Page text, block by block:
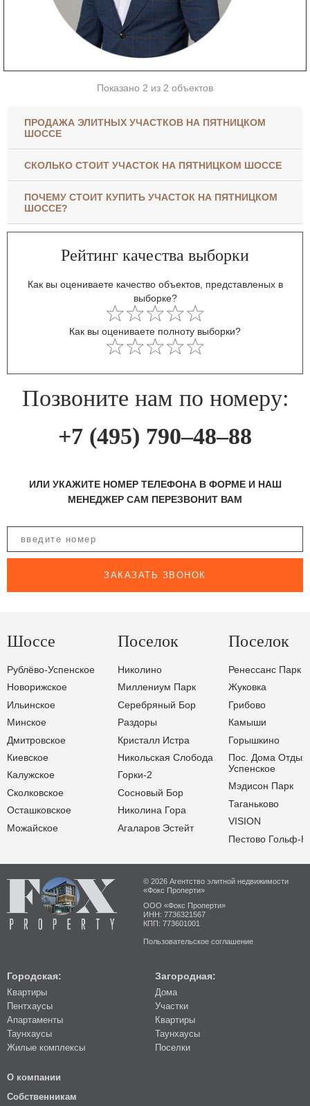
Показано 2 из 2 объектов
ПРОДАЖА ЭЛИТНЫХ УЧАСТКОВ НА ПЯТНИЦКОМ
ШОССЕ
СКОЛЬКО СТОИТ УЧАСТОК НА ПЯТНИЦКОМ ШОССЕ
ПОЧЕМУ СТОИТ КУПИТЬ УЧАСТОК НА ПЯТНИЦКОМ
ШОССЕ?
Рейтинг качества выборки
Как вы оцениваете качество объектов, представленых в
выборке?
Как вы оцениваете полноту выборки?
Позвоните нам по номеру:
+7 (495) 790–48–88
ИЛИ УКАЖИТЕ НОМЕР ТЕЛЕФОНА В ФОРМЕ И НАШ
МЕНЕДЖЕР САМ ПЕРЕЗВОНИТ ВАМ
ЗАКАЗАТЬ ЗВОНОК
Шоссе
Рублёво-Успенское
Новорижское
Ильинское
Минское
Дмитровское
Киевское
Калужское
Сколковское
Осташковское
Можайское
Поселок
Николино
Миллениум Парк
Серебряный Бор
Раздоры
Кристалл Истра
Никольская Слобода
Горки-2
Сосновый Бор
Николина Гора
Агаларов Эстейт
Поселок
Ренессанс Парк
Жуковка
Грибово
Камыши
Горышкино
Пос. Дома
Успенское
Мэдисон Парк
Таганьково
VISION
Пестово Гольф-
© 2026 Агентство элитной недвижимости
«Фокс Проперти»
ООО «Фокс Проперти»
ИНН: 7736321567
КПП: 773601001
Пользовательское соглашение
Городская:
Квартиры
Пентхаусы
Апартаменты
Таунхаусы
Жилые комплексы
Загородная:
Дома
Участки
Квартиры
Таунхаусы
Поселки
О компании
Собственникам